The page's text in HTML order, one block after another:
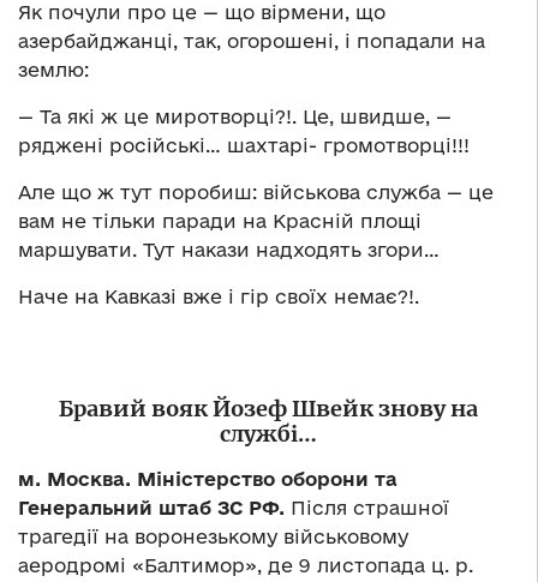
Як почули про це — що вірмени, що
азербайджанці, так, огорошені, і попадали на
землю:
— Та які ж це миротворці?!. Це, швидше, —
ряджені російські… шахтарі- громотворці!!!
Але що ж тут поробиш: військова служба — це
вам не тільки паради на Красній площі
маршувати. Тут накази надходять згори…
Наче на Кавказі вже і гір своїх немає?!.
Бравий вояк Йозеф Швейк знову на
службі…
м. Москва. Міністерство оборони та
Генеральний штаб ЗС РФ. Після страшної
трагедії на воронезькому військовому
аеродромі «Балтимор», де 9 листопада ц. р.